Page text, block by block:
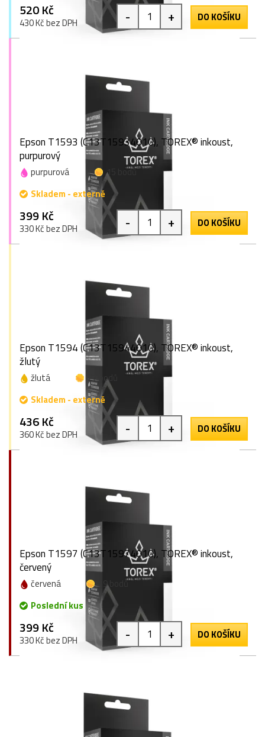
520 Kč
430 Kč bez DPH - + DO KOŠÍKU
Epson T1593 (C13T15934010), TOREX® inkoust,
purpurový
purpurová
15 bodů
Skladem - externě
399 Kč
330 Kč bez DPH - + DO KOŠÍKU
Epson T1594 (C13T15944010), TOREX® inkoust,
žlutý
žlutá
27 bodů
Skladem - externě
436 Kč
360 Kč bez DPH - + DO KOŠÍKU
Epson T1597 (C13T15974010), TOREX® inkoust,
červený
červená
19 bodů
Poslední kus
399 Kč
330 Kč bez DPH - + DO KOŠÍKU